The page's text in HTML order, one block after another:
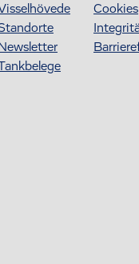
Newsletter
Cookies